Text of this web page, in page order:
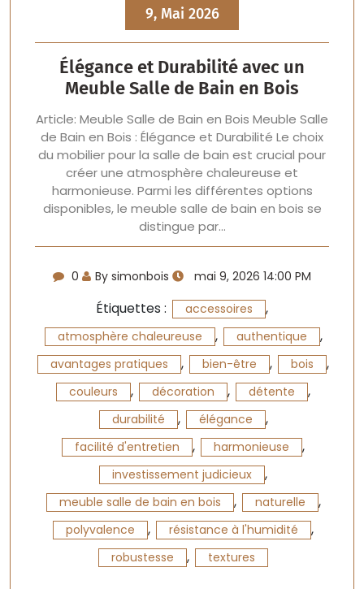
9, Mai 2026
Élégance et Durabilité avec un
Meuble Salle de Bain en Bois
Article: Meuble Salle de Bain en Bois Meuble Salle
de Bain en Bois : Élégance et Durabilité Le choix
du mobilier pour la salle de bain est crucial pour
créer une atmosphère chaleureuse et
harmonieuse. Parmi les différentes options
disponibles, le meuble salle de bain en bois se
distingue par…
0 By simonbois mai 9, 2026 14:00 PM
Étiquettes : accessoires ,
atmosphère chaleureuse , authentique ,
avantages pratiques , bien-être , bois ,
couleurs , décoration , détente ,
durabilité , élégance ,
facilité d'entretien , harmonieuse ,
investissement judicieux ,
meuble salle de bain en bois , naturelle ,
polyvalence , résistance à l'humidité ,
robustesse , textures